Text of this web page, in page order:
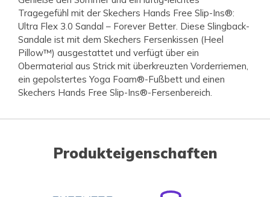
Tragegefühl mit der Skechers Hands Free Slip-Ins®:
Ultra Flex 3.0 Sandal – Forever Better. Diese Slingback-
Sandale ist mit dem Skechers Fersenkissen (Heel
Pillow™) ausgestattet und verfügt über ein
Obermaterial aus Strick mit überkreuzten Vorderriemen,
ein gepolstertes Yoga Foam®-Fußbett und einen
Skechers Hands Free Slip-Ins®-Fersenbereich.
Produkteigenschaften